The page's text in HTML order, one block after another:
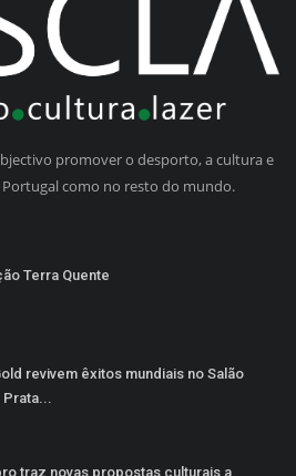
promover o desporto, a cultura e
como no resto do mundo.
Terra Quente
revivem êxitos mundiais no Salão
traz novas propostas culturais a